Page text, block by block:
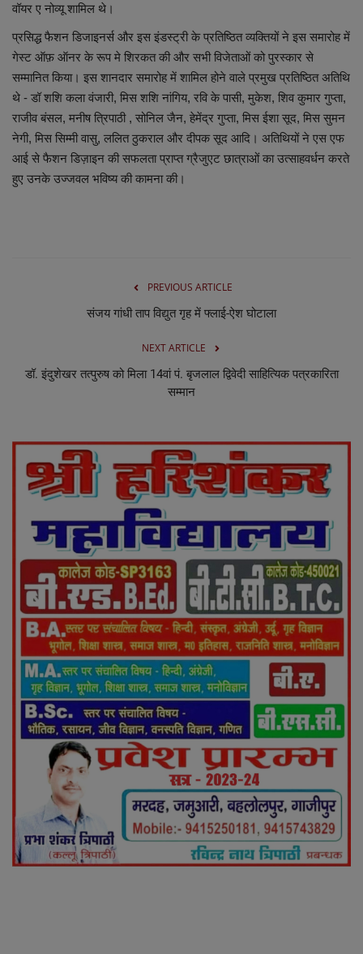
वॉयर ए नोव्यू शामिल थे।
प्रसिद्ध फैशन डिजाइनर्स और इस इंडस्ट्री के प्रतिष्ठित व्यक्तियों ने इस समारोह में
गेस्ट ऑफ़ ऑनर के रूप मे शिरकत की और सभी विजेताओं को पुरस्कार से
सम्मानित किया। इस शानदार समारोह में शामिल होने वाले प्रमुख प्रतिष्ठित अतिथि
थे - डॉ शशि कला वंजारी, मिस शशि नांगिय, रवि के पासी, मुकेश, शिव कुमार गुप्ता,
राजीव बंसल, मनीष त्रिपाठी , सोनिल जैन, हेमेंद्र गुप्ता, मिस ईशा सूद, मिस सुमन
नेगी, मिस सिम्मी वासु, ललित ठुकराल और दीपक सूद आदि। अतिथियों ने एस एफ
आई से फैशन डिज़ाइन की सफलता प्राप्त ग्रैजुएट छात्राओं का उत्साहवर्धन करते
हुए उनके उज्जवल भविष्य की कामना की।
PREVIOUS ARTICLE
संजय गांधी ताप विद्युत गृह में फ्लाई-ऐश घोटाला
NEXT ARTICLE
डॉ. इंदुशेखर तत्पुरुष को मिला 14वां पं. बृजलाल द्विवेदी साहित्यिक पत्रकारिता
सम्मान